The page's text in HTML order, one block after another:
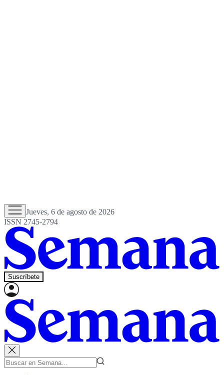
Jueves, 6 de agosto de 2026
ISSN 2745-2794
Suscríbete